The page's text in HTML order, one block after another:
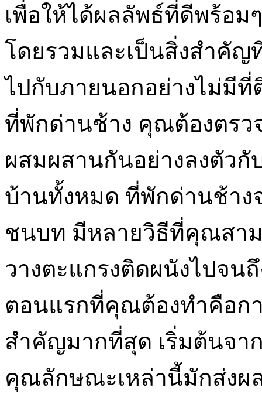
เพื่อให้ได้ผลลัพธ์ที่ดีพร้อม
โดยรวมและเป็นสิ่งสำคัญ
ไปกับภายนอกอย่างไม่มีที่
ที่พักด่านช้าง คุณต้องตรว
ผสมผสานกันอย่างลงตัว
บ้านทั้งหมด ที่พักด่านช้าง
ชนบท มีหลายวิธีที่คุณสา
วางตะแกรงติดผนังไปจ
ตอนแรกที่คุณต้องทำคือก
สำคัญมากที่สุด เริ่มต้นจา
คุณลักษณะเหล่านี้มักส่งผ